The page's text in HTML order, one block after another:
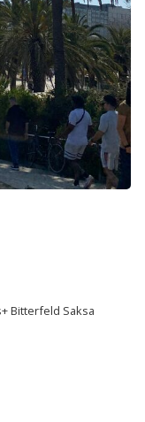
Bitterfeld Saksa